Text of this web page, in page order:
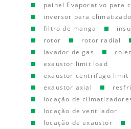
painel Evaporativo para
inversor para
filtro de manga
rotor
rotor radial
lavador de gas
exaustor limit load
exaustor centrifugo limit
exaustor axial
locação de
locação de ventilador
locação de exaustor